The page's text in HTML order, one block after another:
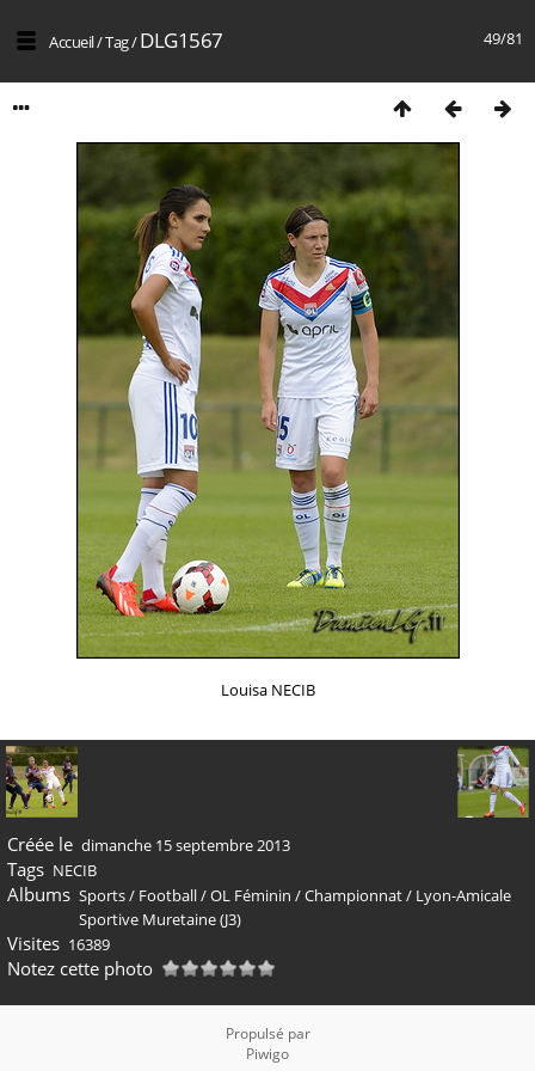
49/81
Accueil/Tag/DLG1567
Louisa NECIB
Créée le dimanche 15 septembre 2013
Tags NECIB
Albums Sports/ Football/OL Féminin /Championnat/ Lyon-Amicale
Sportive Muretaine (J3)
Visites 16389
Notez cette photo
Propulsé par
Piwigo